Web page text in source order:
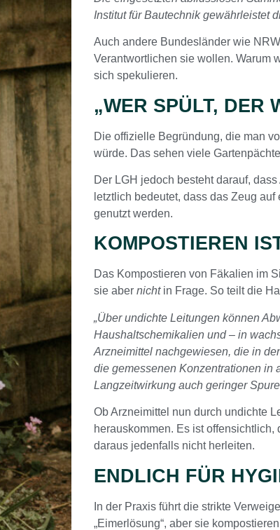
Institut für Bautechnik gewährleistet
Auch andere Bundesländer wie
Verantwortlichen sie wollen. Warum
sich spekulieren.
„WER SPÜLT, DER
Die offizielle Begründung, die man
würde. Das sehen viele
Der LGH jedoch besteht darauf,
letztlich bedeutet, dass das Zeug
genutzt werden.
KOMPOSTIEREN
Das Kompostieren von Fäkalien im
sie aber nicht in Frage. So teilt die
„Über undichte Leitungen können
Haushaltschemikalien und – in
Arzneimittel nachgewiesen, die in
die gemessenen Konzentrationen in
Langzeitwirkung auch geringer
Ob Arzneimittel nun durch undichte
herauskommen. Es ist
daraus jedenfalls nicht herleiten.
ENDLICH FÜR
In der Praxis führt die strikte
„Eimerlösung“, aber sie